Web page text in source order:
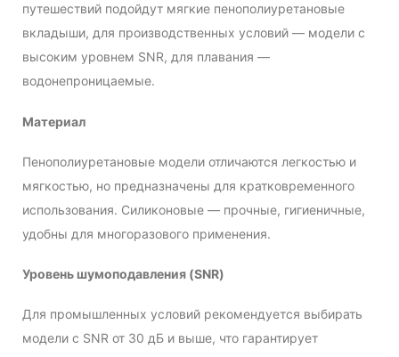
путешествий подойдут мягкие пенополиуретановые
вкладыши, для производственных условий — модели с
высоким уровнем SNR, для плавания —
водонепроницаемые.
Материал
Пенополиуретановые модели отличаются легкостью и
мягкостью, но предназначены для кратковременного
использования. Силиконовые — прочные, гигиеничные,
удобны для многоразового применения.
Уровень шумоподавления (SNR)
Для промышленных условий рекомендуется выбирать
модели с SNR от 30 дБ и выше, что гарантирует